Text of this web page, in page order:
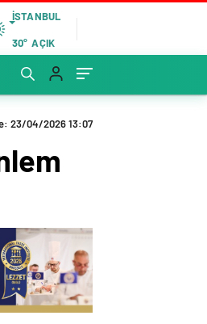
İSTANBUL
30° AÇIK
23/04/2026 13:07